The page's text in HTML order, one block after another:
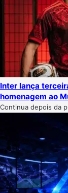
Inter lança
homenagem ao
Continua depois da